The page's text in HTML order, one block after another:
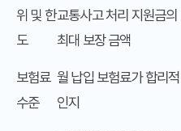
위 및 한
도
교통사고 처리 지원금의
최대 보장 금액
보험료
수준
월 납입 보험료가 합리적
인지